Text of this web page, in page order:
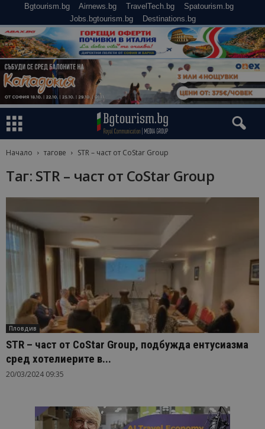
Bgtourism.bg Airnews.bg TravelTech.bg
Spatourism.bg
Jobs.bgtourism.bg
Destinations.bg
Начало тагове STR – част от CoStar Group
Таг: STR – част от CoStar Group
Пловдив
STR – част от CoStar Group, подбужда ентусиазма
сред хотелиерите в...
20/03/2024 09:35